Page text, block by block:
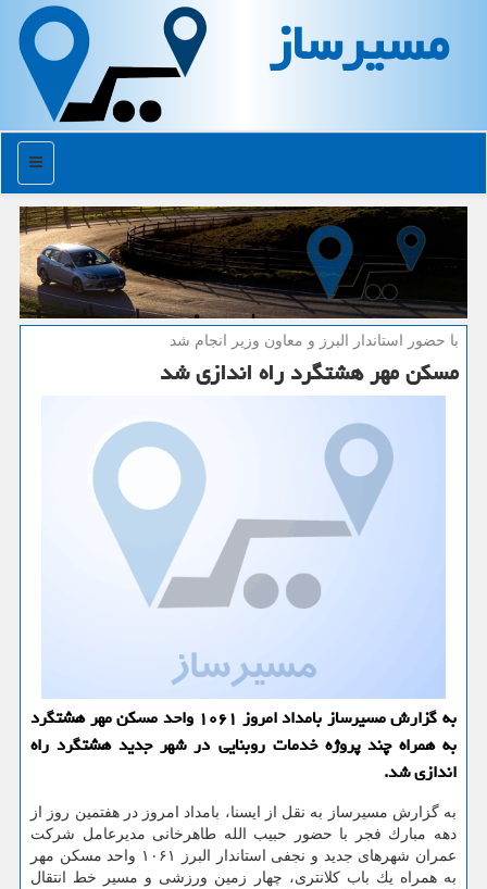
مسیرساز
منو
با حضور استاندار البرز و معاون وزیر انجام شد
مسكن مهر هشتگرد راه اندازی شد
به گزارش مسیرساز بامداد امروز ۱۰۶۱ واحد مسكن مهر هشتگرد
به همراه چند پروژه خدمات روبنایی در شهر جدید هشتگرد راه
اندازی شد.
به گزارش مسیرساز به نقل از ایسنا، بامداد امروز در هفتمین روز از
دهه مبارك فجر با حضور حبیب الله طاهرخانی مدیرعامل شركت
عمران شهرهای جدید و نجفی استاندار البرز ۱۰۶۱ واحد مسكن مهر
به همراه یك باب كلانتری، چهار زمین ورزشی و مسیر خط انتقال